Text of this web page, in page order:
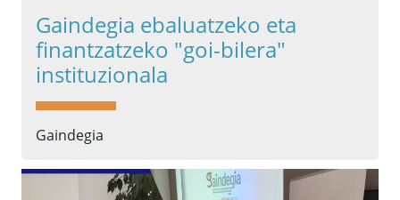
Gaindegia ebaluatzeko eta
finantzatzeko "goi-bilera"
instituzionala
Gaindegia